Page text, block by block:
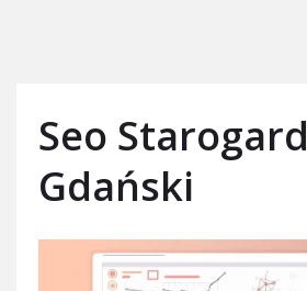
Seo Starogard
Gdański